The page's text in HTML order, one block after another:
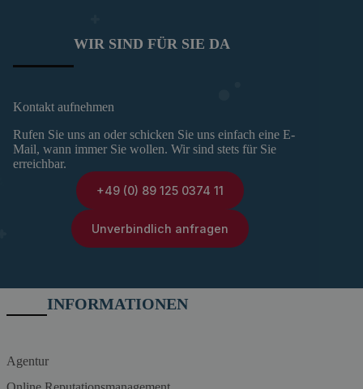
WIR SIND FÜR SIE DA
Kontakt aufnehmen
Rufen Sie uns an oder schicken Sie uns einfach eine E-
Mail, wann immer Sie wollen. Wir sind stets für Sie
erreichbar.
+49 (0) 89 125 0374 11
Unverbindlich anfragen
INFORMATIONEN
Agentur